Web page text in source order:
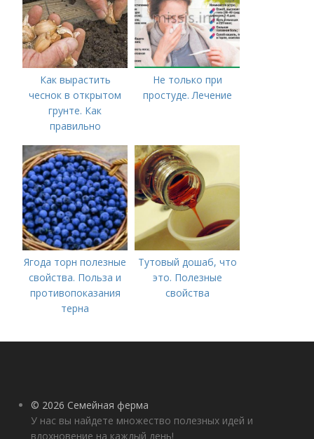
Как вырастить
чеснок в открытом
грунте. Как
правильно
открытом грунте
Не только при
простуде. Лечение
Ягода торн полезные
свойства. Польза и
противопоказания
терна
Тутовый дошаб, что
это. Полезные
свойства
© 2026 Семейная ферма
У нас вы найдете множество полезных идей и
вдохновение на каждый день!